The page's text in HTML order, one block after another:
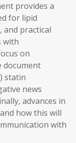
provides a
for lipid
and practical
with
on
document
statin
news
advances in
how this will
with